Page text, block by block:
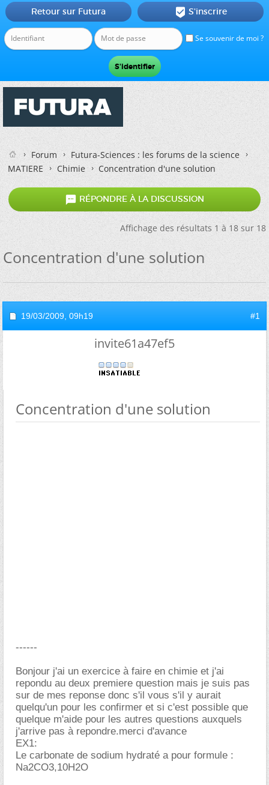
Se souvenir de moi ?
Retour sur Futura  S'inscrire
Forum
Futura-Sciences : les forums de la science
MATIERE
Chimie Concentration d'une solution
 RÉPONDRE À LA DISCUSSION
Affichage des résultats 1 à 18 sur 18
Concentration d'une solution
19/03/2009, 09h19 #1
invite61a47ef5
Concentration d'une solution
------
Bonjour j'ai un exercice à faire en chimie et j'ai
repondu au deux premiere question mais je suis pas
sur de mes reponse donc s'il vous s'il y aurait
quelqu'un pour les confirmer et si c'est possible que
quelque m'aide pour les autres questions auxquels
j'arrive pas à repondre.merci d'avance
EX1:
Le carbonate de sodium hydraté a pour formule :
Na2CO3,10H2O